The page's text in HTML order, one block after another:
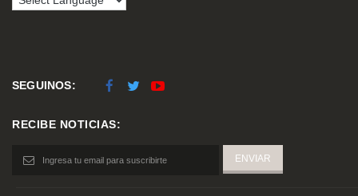
SEGUINOS:
RECIBE NOTICIAS: